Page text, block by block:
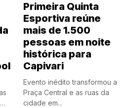
Primeira Quinta
Esportiva reúne
mais de 1.500
pessoas em noite
histórica para
Capivari
Evento inédito transformou a
Praça Central e as ruas da
cidade em...